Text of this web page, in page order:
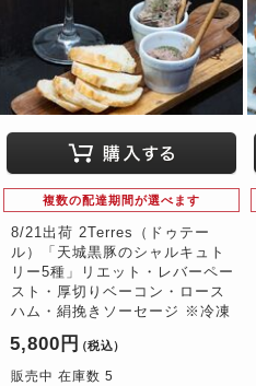
複数の配達期間が選べます
8/21出荷 2Terres（ドゥテー
ル）「天城黒豚のシャルキュト
リー5種」リエット・レバーペー
スト・厚切りベーコン・ロース
ハム・絹挽きソーセージ ※冷凍
5,800円 （税込）
販売中 在庫数 5